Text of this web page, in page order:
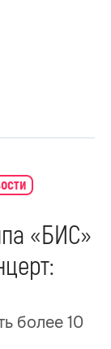
«БИС»
более 10